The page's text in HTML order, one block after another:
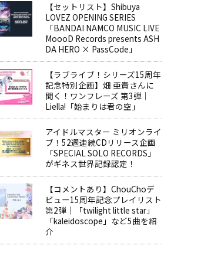
【セットリスト】Shibuya
LOVEZ OPENING SERIES
「BANDAI NAMCO MUSIC LIVE
MoooD Records presents ASH
DA HERO × PassCode」
【ラブライブ！シリーズ15周年
記念特別企画】畑 亜貴さんに
聞く！ワンフレーズ 第3弾｜
Liella!「始まりは君の空」
アイドルマスター ミリオンライ
ブ！52週連続CDリリース企画
「SPECIAL SOLO RECORDS」
がギネス世界記録認定！
【コメントあり】ChouChoデ
ビュー15周年記念プレイリスト
第2弾｜「twilight little star」
「kaleidoscope」など5曲を紹
介